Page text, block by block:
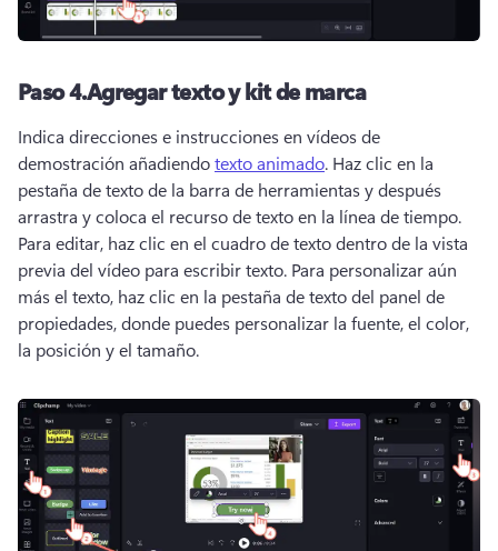
Paso 4.Agregar texto y kit de marca
Indica direcciones e instrucciones en vídeos de
demostración añadiendo texto animado. Haz clic en la
pestaña de texto de la barra de herramientas y después
Para editar, haz clic en el cuadro de texto dentro de la vista
previa del vídeo para escribir texto. Para personalizar aún
más el texto, haz clic en la pestaña de texto del panel de
propiedades, donde puedes personalizar la fuente, el color,
la posición y el tamaño.